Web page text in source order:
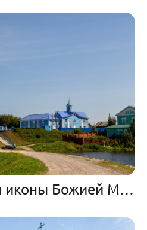
Храм Казанской иконы Божией Матери Тельма